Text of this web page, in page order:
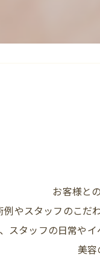
お客様と
例やスタッフのこだ
スタッフの日常や
美容